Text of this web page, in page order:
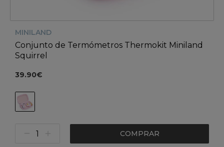
MINILAND
Conjunto de Termómetros Thermokit Miniland
Squirrel
39.90€
COMPRAR